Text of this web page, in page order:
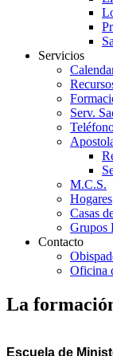
Servicios
Serv.
M.C.S.
Hogares
Casas
Grupos
Contacto
Oficina
La
Escuela de